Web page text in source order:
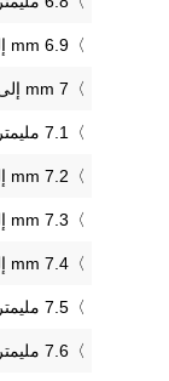
6.9 mm إلى سنتيمتر
7 mm إلى سنتيمتر
7.1 مليمتر إلى cm
7.2 mm إلى سنتيمتر
7.3 mm إلى cm
7.4 mm إلى سنتيمتر
7.5 مليمتر إلى سنتيمتر
7.6 مليمتر إلى cm